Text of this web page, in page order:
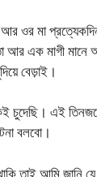
ওর মা
আর এক মাগী মানে
বেড়াই।
এই
বলবো।
তাই আমি জানি